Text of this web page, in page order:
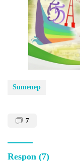
Sumenep
7
Respon (7)